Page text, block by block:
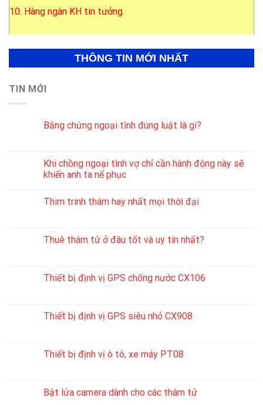
10. Hàng ngàn KH tin tưởng.
THÔNG TIN MỚI NHẤT
TIN MỚI
Bằng chứng ngoại tình đúng luật là gì?
Khi chồng ngoại tình vợ chỉ cần hành động này sẽ
khiến anh ta nể phục
Thim trinh thám hay nhất mọi thời đại
Thuê thám tử ở đâu tốt và uy tín nhất?
Thiết bị định vị GPS chống nước CX106
Thiết bị định vị GPS siêu nhỏ CX908
Thiết bị định vị ô tô, xe máy PT08
Bật lửa camera dành cho các thám tử